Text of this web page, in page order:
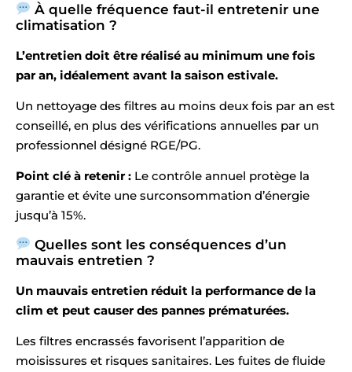
À quelle fréquence faut-il entretenir une
climatisation ?
L’entretien doit être réalisé au minimum une fois
par an, idéalement avant la saison estivale.
Un nettoyage des filtres au moins deux fois par an est
conseillé, en plus des vérifications annuelles par un
professionnel désigné RGE/PG.
Point clé à retenir : Le contrôle annuel protège la
garantie et évite une surconsommation d’énergie
jusqu’à 15%.
Quelles sont les conséquences d’un
mauvais entretien ?
Un mauvais entretien réduit la performance de la
clim et peut causer des pannes prématurées.
Les filtres encrassés favorisent l’apparition de
moisissures et risques sanitaires. Les fuites de fluide